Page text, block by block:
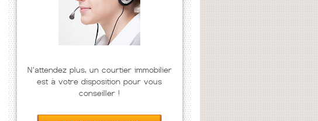
N'attendez plus, un courtier immobilier
est à votre disposition pour vous
conseiller !